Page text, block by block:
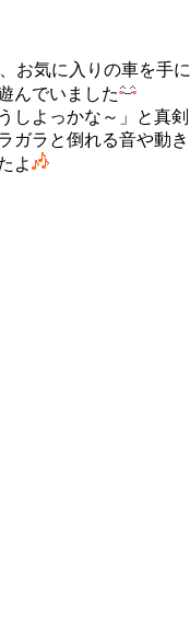
お気に入りの車を手に
んでいました
しよっかな～」と真剣
ガラと倒れる音や動き
よ